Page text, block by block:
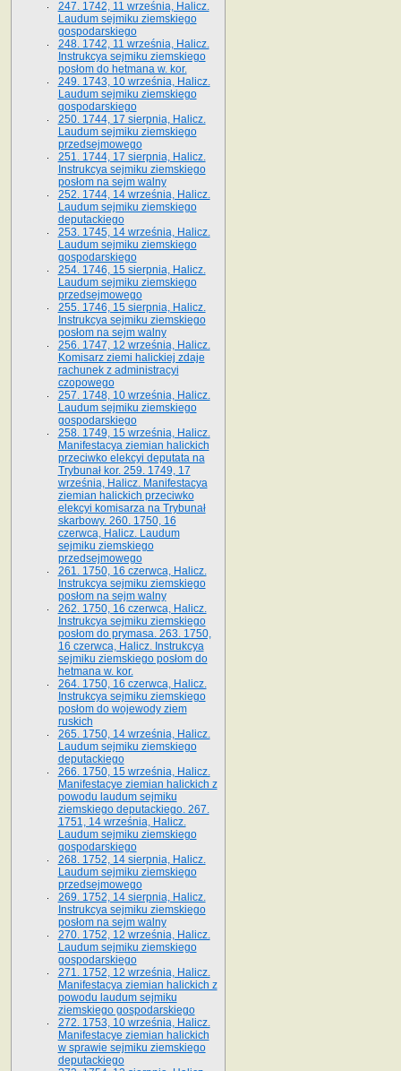
247. 1742, 11 września, Halicz.
Laudum sejmiku ziemskiego
gospodarskiego
248. 1742, 11 września, Halicz.
Instrukcya sejmiku ziemskiego
posłom do hetmana w. kor.
249. 1743, 10 września, Halicz.
Laudum sejmiku ziemskiego
gospodarskiego
250. 1744, 17 sierpnia, Halicz.
Laudum sejmiku ziemskiego
przedsejmowego
251. 1744, 17 sierpnia, Halicz.
Instrukcya sejmiku ziemskiego
posłom na sejm walny
252. 1744, 14 września, Halicz.
Laudum sejmiku ziemskiego
deputackiego
253. 1745, 14 września, Halicz.
Laudum sejmiku ziemskiego
gospodarskiego
254. 1746, 15 sierpnia, Halicz.
Laudum sejmiku ziemskiego
przedsejmowego
255. 1746, 15 sierpnia, Halicz.
Instrukcya sejmiku ziemskiego
posłom na sejm walny
256. 1747, 12 września, Halicz.
Komisarz ziemi halickiej zdaje
rachunek z administracyi
czopowego
257. 1748, 10 września, Halicz.
Laudum sejmiku ziemskiego
gospodarskiego
258. 1749, 15 września, Halicz.
Manifestacya ziemian halickich
przeciwko elekcyi deputata na
Trybunał kor. 259. 1749, 17
września, Halicz. Manifestacya
ziemian halickich przeciwko
elekcyi komisarza na Trybunał
skarbowy. 260. 1750, 16
czerwca, Halicz. Laudum
sejmiku ziemskiego
przedsejmowego
261. 1750, 16 czerwca, Halicz.
Instrukcya sejmiku ziemskiego
posłom na sejm walny
262. 1750, 16 czerwca, Halicz.
Instrukcya sejmiku ziemskiego
posłom do prymasa. 263. 1750,
16 czerwca, Halicz. Instrukcya
sejmiku ziemskiego posłom do
hetmana w. kor.
264. 1750, 16 czerwca, Halicz.
Instrukcya sejmiku ziemskiego
posłom do wojewody ziem
ruskich
265. 1750, 14 września, Halicz.
Laudum sejmiku ziemskiego
deputackiego
266. 1750, 15 września, Halicz.
Manifestacye ziemian halickich z
powodu laudum sejmiku
ziemskiego deputackiego. 267.
1751, 14 września, Halicz.
Laudum sejmiku ziemskiego
gospodarskiego
268. 1752, 14 sierpnia, Halicz.
Laudum sejmiku ziemskiego
przedsejmowego
269. 1752, 14 sierpnia, Halicz.
Instrukcya sejmiku ziemskiego
posłom na sejm walny
270. 1752, 12 września, Halicz.
Laudum sejmiku ziemskiego
gospodarskiego
271. 1752, 12 września, Halicz.
Manifestacya ziemian halickich z
powodu laudum sejmiku
ziemskiego gospodarskiego
272. 1753, 10 września, Halicz.
Manifestacye ziemian halickich
w sprawie sejmiku ziemskiego
deputackiego